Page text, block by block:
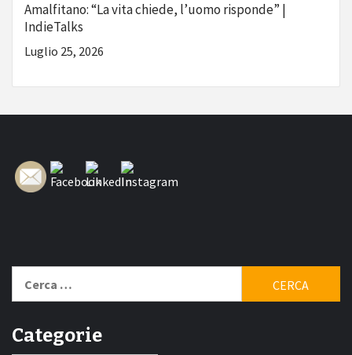
Amalfitano: “La vita chiede, l’uomo risponde” |
IndieTalks
Luglio 25, 2026
per:
Categorie